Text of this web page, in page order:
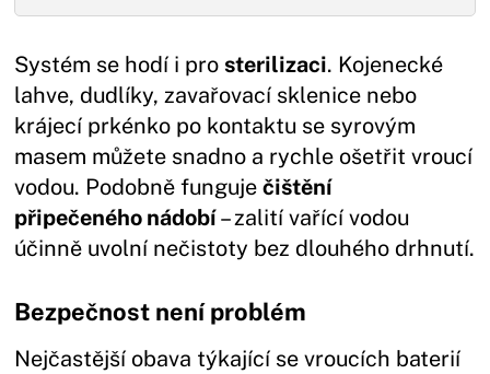
Systém se hodí i prosterilizaci. Kojenecké
lahve, dudlíky, zavařovací sklenice nebo
krájecí prkénko po kontaktu se syrovým
masem můžete snadno a rychle ošetřit vroucí
vodou. Podobně funguječištění
připečeného nádobí– zalití vařící vodou
účinně uvolní nečistoty bez dlouhého drhnutí.
Bezpečnost není problém
Nejčastější obava týkající se vroucích baterií